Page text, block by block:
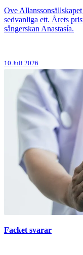
Ove
sedvanliga ett. Årets
sångerskan Anastasía.
10 Juli 2026
Facket svarar